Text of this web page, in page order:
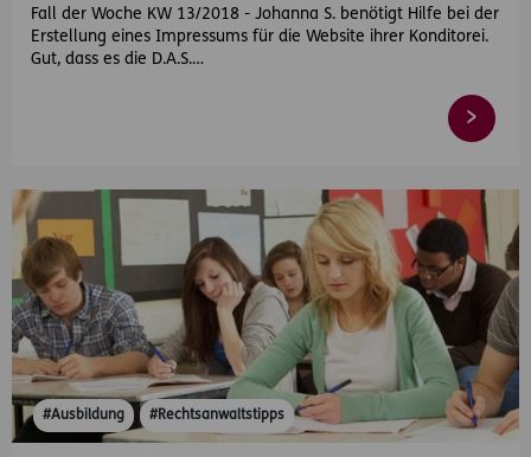
Fall der Woche KW 13/2018 - Johanna S. benötigt Hilfe bei der
Erstellung eines Impressums für die Website ihrer Konditorei.
Gut, dass es die D.A.S.…
#Ausbildung #Rechtsanwaltstipps